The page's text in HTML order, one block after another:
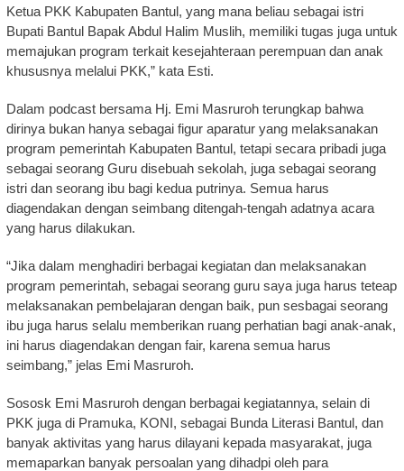
Ketua PKK Kabupaten Bantul, yang mana beliau sebagai istri
Bupati Bantul Bapak Abdul Halim Muslih, memiliki tugas juga untuk
memajukan program terkait kesejahteraan perempuan dan anak
khususnya melalui PKK,” kata Esti.
Dalam podcast bersama Hj. Emi Masruroh terungkap bahwa
dirinya bukan hanya sebagai figur aparatur yang melaksanakan
program pemerintah Kabupaten Bantul, tetapi secara pribadi juga
sebagai seorang Guru disebuah sekolah, juga sebagai seorang
istri dan seorang ibu bagi kedua putrinya. Semua harus
diagendakan dengan seimbang ditengah-tengah adatnya acara
yang harus dilakukan.
“Jika dalam menghadiri berbagai kegiatan dan melaksanakan
program pemerintah, sebagai seorang guru saya juga harus teteap
melaksanakan pembelajaran dengan baik, pun sesbagai seorang
ibu juga harus selalu memberikan ruang perhatian bagi anak-anak,
ini harus diagendakan dengan fair, karena semua harus
seimbang,” jelas Emi Masruroh.
Sososk Emi Masruroh dengan berbagai kegiatannya, selain di
PKK juga di Pramuka, KONI, sebagai Bunda Literasi Bantul, dan
banyak aktivitas yang harus dilayani kepada masyarakat, juga
memaparkan banyak persoalan yang dihadpi oleh para